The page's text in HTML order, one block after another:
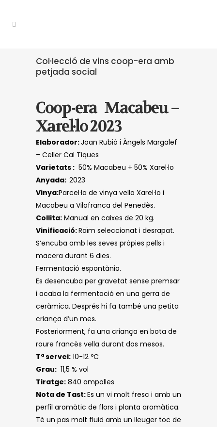
Col·lecció de vins coop-era amb
petjada social
Coop-era Macabeu –
Xarel·lo 2023
Elaborador:Joan Rubió i Àngels Margalef
– Celler Cal Tiques
Varietats : 50% Macabeu + 50% Xarel·lo
Anyada: 2023
Vinya:Parcel·la de vinya vella Xarel·lo i
Macabeu a Vilafranca del Penedès.
Collita: Manual en caixes de 20 kg.
Vinificació:Raïm seleccionat i desrapat.
S’encuba amb les seves pròpies pells i
macera durant 6 dies.
Fermentació espontània.
Es desencuba per gravetat sense premsar
i acaba la fermentació en una gerra de
ceràmica. Després hi fa també una petita
criança d’un mes.
Posteriorment, fa una criança en bota de
roure francès vella durant dos mesos.
Tª servei: 10-12 ºC
Grau: 11,5 % vol
Tiratge: 840 ampolles
Nota de Tast:Es un vi molt fresc i amb un
perfil aromàtic de flors i planta aromàtica.
Té un pas molt fluid amb un lleuger toc de